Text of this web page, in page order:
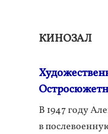
КИНОЗАЛ
В 1947 году
в